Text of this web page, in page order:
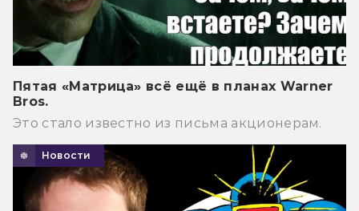
Пятая «Матрица» всё ещё в планах Warner
Bros.
Это стало известно из письма акционерам.
Новости